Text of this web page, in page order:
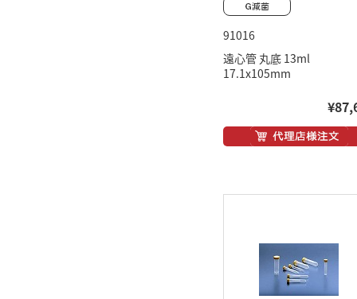
91016
遠心管 丸底 13ml
17.1x105mm